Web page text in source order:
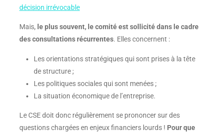
décision irrévocable
Mais, le plus souvent, le comité est sollicité dans le cadre
des consultations récurrentes. Elles concernent :
Les orientations stratégiques qui sont prises à la tête
de structure ;
Les politiques sociales qui sont menées ;
La situation économique de l’entreprise.
Le CSE doit donc régulièrement se prononcer sur des
questions chargées en enjeux financiers lourds ! Pour que